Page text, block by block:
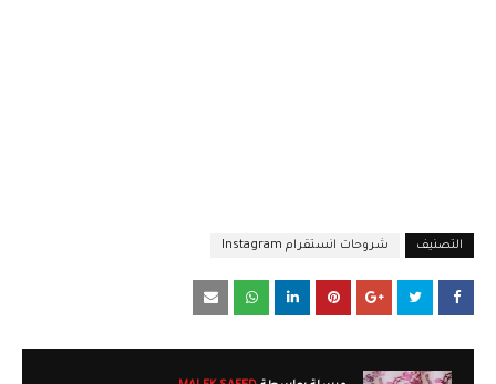
التصنيف شروحات انستقرام Instagram